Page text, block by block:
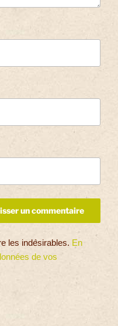
les indésirables. En
de vos